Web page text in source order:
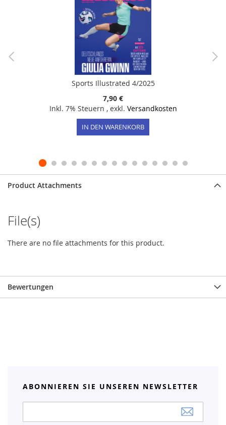
Sports Illustrated 4/2025
7,90 €
Inkl. 7% Steuern , exkl. Versandkosten
IN DEN WARENKORB
Product Attachments
File(s)
There are no file attachments for this product.
Bewertungen
ABONNIEREN SIE UNSEREN NEWSLETTER